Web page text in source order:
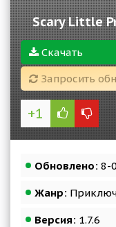
Scary Little
Скачать
Запросить
+1
Обновлено: 8-
Жанр:
Версия: 1.7.6